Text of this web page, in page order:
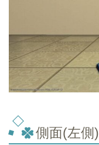
側面(左側)